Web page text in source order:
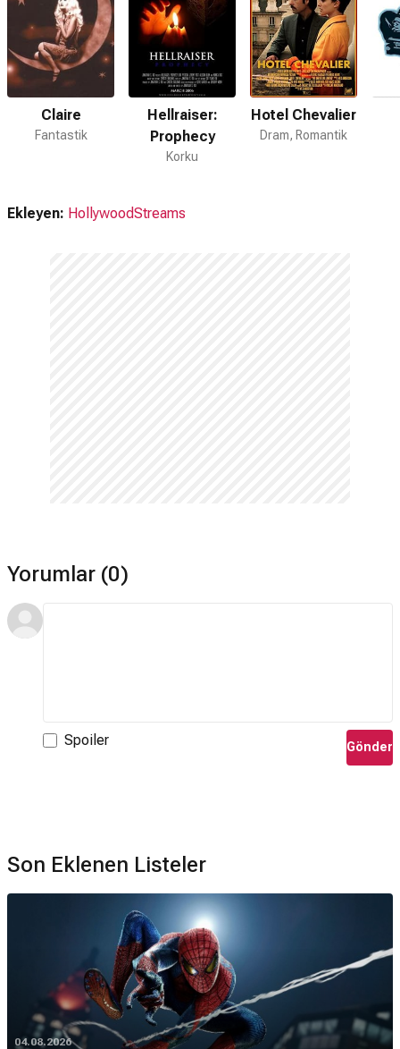
Claire
Fantastik
Hellraiser:
Prophecy
Korku
Hotel Chevalier
Dram, Romantik
Ekleyen: HollywoodStreams
Yorumlar (0)
Spoiler Gönder
Son Eklenen Listeler
04.08.2026